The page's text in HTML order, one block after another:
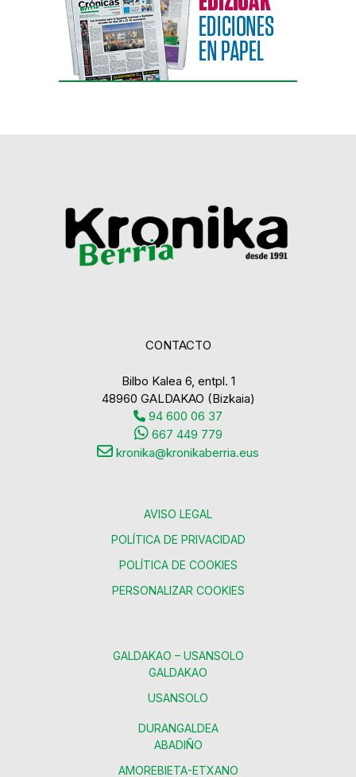
CONTACTO
Bilbo Kalea 6, entpl. 1
48960 GALDAKAO (Bizkaia)
94 600 06 37
667 449 779
kronika@kronikaberria.eus
AVISO LEGAL
POLÍTICA DE PRIVACIDAD
POLÍTICA DE COOKIES
PERSONALIZAR COOKIES
GALDAKAO – USANSOLO
GALDAKAO
USANSOLO
DURANGALDEA
ABADIÑO
AMOREBIETA-ETXANO